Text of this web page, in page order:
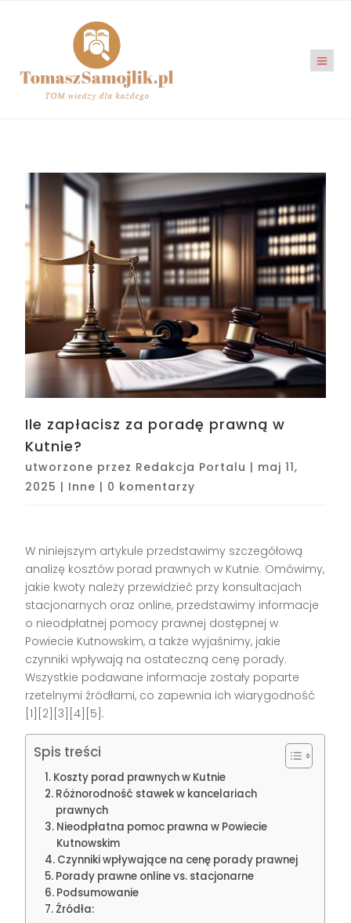
Ile zapłacisz za poradę prawną w
Kutnie?
utworzone przez Redakcja Portalu | maj 11,
2025 | Inne | 0 komentarzy
W niniejszym artykule przedstawimy szczegółową
analizę kosztów porad prawnych w Kutnie. Omówimy,
jakie kwoty należy przewidzieć przy konsultacjach
stacjonarnych oraz online, przedstawimy informacje
o nieodpłatnej pomocy prawnej dostępnej w
Powiecie Kutnowskim, a także wyjaśnimy, jakie
czynniki wpływają na ostateczną cenę porady.
Wszystkie podawane informacje zostały poparte
rzetelnymi źródłami, co zapewnia ich wiarygodność
[1][2][3][4][5].
Spis treści
Koszty porad prawnych w Kutnie
Różnorodność stawek w kancelariach
prawnych
Nieodpłatna pomoc prawna w Powiecie
Kutnowskim
Czynniki wpływające na cenę porady prawnej
Porady prawne online vs. stacjonarne
Podsumowanie
Źródła: